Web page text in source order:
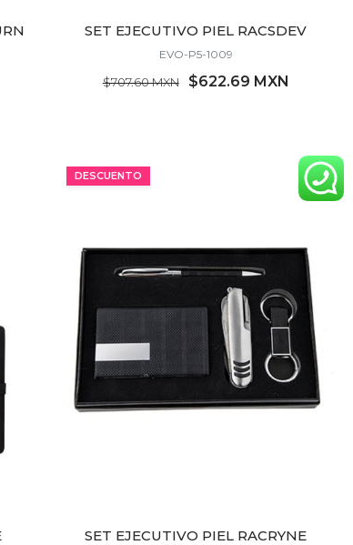
SET EJECUTIVO PIEL RACSDEV
EVO-P5-1009
$707.60 MXN $622.69 MXN
DESCUENTO
SET EJECUTIVO PIEL RACRYNE